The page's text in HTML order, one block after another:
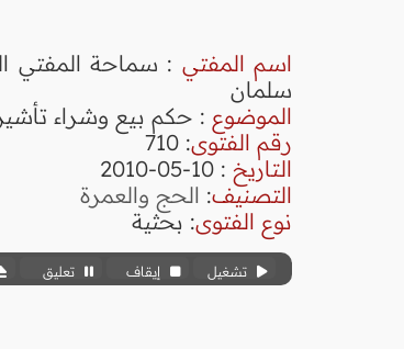
اسم المفتي : سماحة المفتي
سلمان
الموضوع : حكم بيع وشراء
رقم الفتوى:
710
التاريخ : 10-05-2010
التصنيف: الحج والعمرة
نوع الفتوى: بحثية
تشغيل إيقاف تعليق